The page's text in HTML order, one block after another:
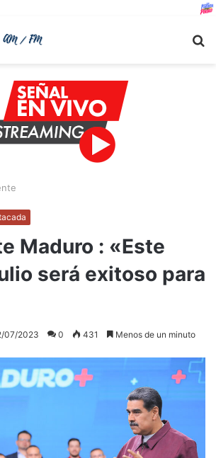
Maduro : «Este
será exitoso para
07/2023 0 431 Menos de un minuto